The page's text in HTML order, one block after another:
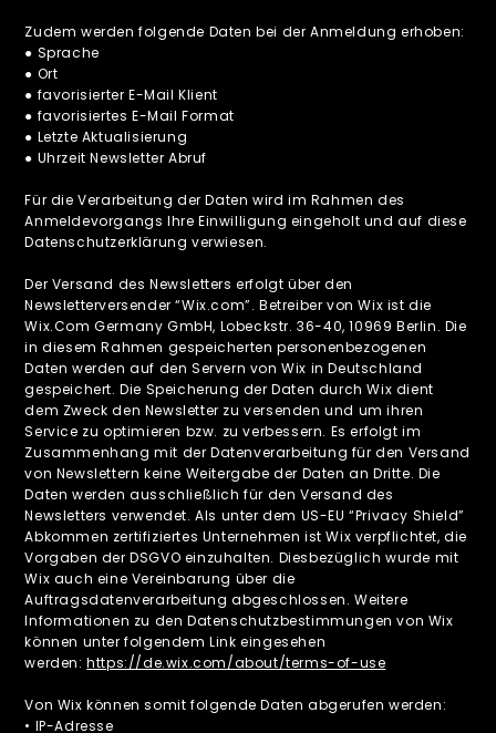
Zudem werden folgende Daten bei der Anmeldung erhoben:
● Sprache
● Ort
● favorisierter E-Mail Klient
● favorisiertes E-Mail Format
● Letzte Aktualisierung
● Uhrzeit Newsletter Abruf
Für die Verarbeitung der Daten wird im Rahmen des
Anmeldevorgangs Ihre Einwilligung eingeholt und auf diese
Datenschutzerklärung verwiesen.
Der Versand des Newsletters erfolgt über den
Newsletterversender “Wix.com”. Betreiber von Wix ist die
Wix.Com Germany GmbH, Lobeckstr. 36-40, 10969 Berlin. Die
in diesem Rahmen gespeicherten personenbezogenen
Daten werden auf den Servern von Wix in Deutschland
gespeichert. Die Speicherung der Daten durch Wix dient
dem Zweck den Newsletter zu versenden und um ihren
Service zu optimieren bzw. zu verbessern. Es erfolgt im
Zusammenhang mit der Datenverarbeitung für den Versand
von Newslettern keine Weitergabe der Daten an Dritte. Die
Daten werden ausschließlich für den Versand des
Newsletters verwendet. Als unter dem US-EU “Privacy Shield”
Abkommen zertifiziertes Unternehmen ist Wix verpflichtet, die
Vorgaben der DSGVO einzuhalten. Diesbezüglich wurde mit
Wix auch eine Vereinbarung über die
Auftragsdatenverarbeitung abgeschlossen. Weitere
Informationen zu den Datenschutzbestimmungen von Wix
können unter folgendem Link eingesehen
werden:https://de.wix.com/about/terms-of-use
Von Wix können somit folgende Daten abgerufen werden:
• IP-Adresse